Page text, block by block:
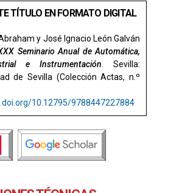
TÍTULO EN FORMATO DIGITAL
y José Ignacio León Galván
Seminario Anual de Automática,
e Instrumentación . Sevilla:
de Sevilla (Colección Actas, n.º
10.12795/9788447227884